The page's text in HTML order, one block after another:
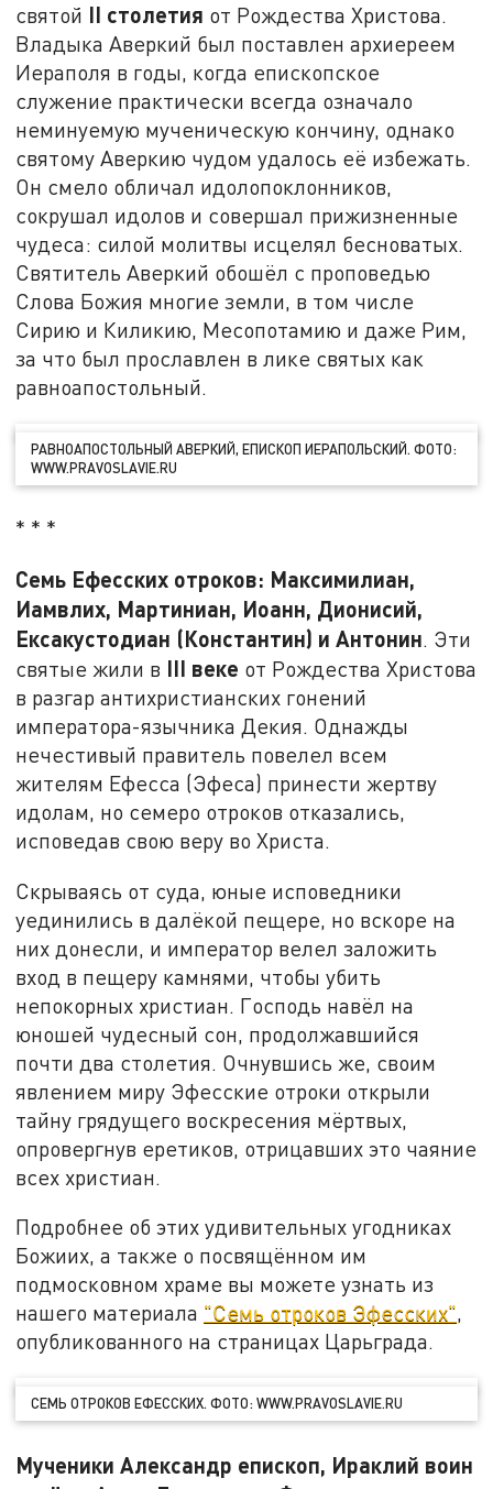
святой II столетия от Рождества Христова.
Владыка Аверкий был поставлен архиереем
Иераполя в годы, когда епископское
служение практически всегда означало
неминуемую мученическую кончину, однако
святому Аверкию чудом удалось её избежать.
Он смело обличал идолопоклонников,
сокрушал идолов и совершал прижизненные
чудеса: силой молитвы исцелял бесноватых.
Святитель Аверкий обошёл с проповедью
Слова Божия многие земли, в том числе
Сирию и Киликию, Месопотамию и даже Рим,
за что был прославлен в лике святых как
равноапостольный.
РАВНОАПОСТОЛЬНЫЙ АВЕРКИЙ, ЕПИСКОП ИЕРАПОЛЬСКИЙ. ФОТО:
WWW.PRAVOSLAVIE.RU
* * *
Семь Ефесских отроков: Максимилиан,
Иамвлих, Мартиниан, Иоанн, Дионисий,
Ексакустодиан (Константин) и Антонин. Эти
святые жили в III веке от Рождества Христова
в разгар антихристианских гонений
императора-язычника Декия. Однажды
нечестивый правитель повелел всем
жителям Ефесса (Эфеса) принести жертву
идолам, но семеро отроков отказались,
исповедав свою веру во Христа.
Скрываясь от суда, юные исповедники
уединились в далёкой пещере, но вскоре на
них донесли, и император велел заложить
вход в пещеру камнями, чтобы убить
непокорных христиан. Господь навёл на
юношей чудесный сон, продолжавшийся
почти два столетия. Очнувшись же, своим
явлением миру Эфесские отроки открыли
тайну грядущего воскресения мёртвых,
опровергнув еретиков, отрицавших это чаяние
всех христиан.
Подробнее об этих удивительных угодниках
Божиих, а также о посвящённом им
подмосковном храме вы можете узнать из
нашего материала "Семь отроков Эфесских",
опубликованного на страницах Царьграда.
СЕМЬ ОТРОКОВ ЕФЕССКИХ. ФОТО: WWW.PRAVOSLAVIE.RU
Мученики Александр епископ, Ираклий воин